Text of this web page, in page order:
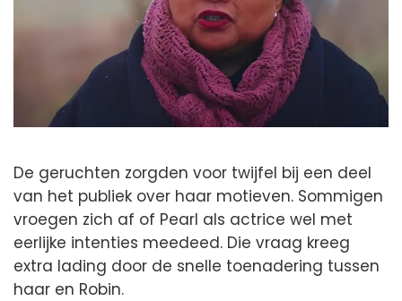
De geruchten zorgden voor twijfel bij een deel
van het publiek over haar motieven. Sommigen
vroegen zich af of Pearl als actrice wel met
eerlijke intenties meedeed. Die vraag kreeg
extra lading door de snelle toenadering tussen
haar en Robin.